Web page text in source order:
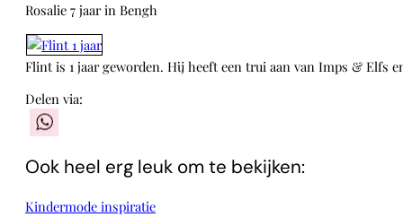
Rosalie 7 jaar in Bengh
Flint is 1 jaar geworden. Hij heeft een trui aan van Imps & Elfs
Delen via:
Ook heel erg leuk om te bekijken:
Kindermode inspiratie